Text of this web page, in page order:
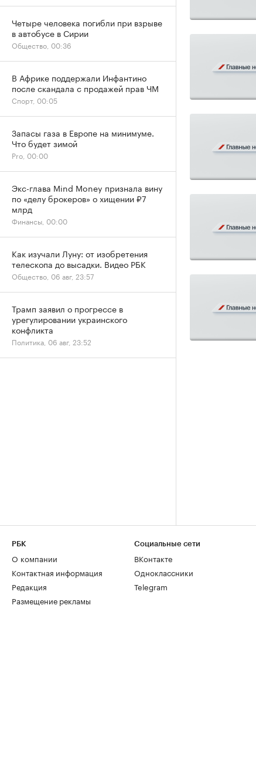
Четыре человека погибли при взрыве
в автобусе в Сирии
Общество, 00:36
В Африке поддержали Инфантино
после скандала с продажей прав ЧМ
Спорт, 00:05
Запасы газа в Европе на минимуме.
Что будет зимой
Pro, 00:00
Экс-глава Mind Money признала вину
по «делу брокеров» о хищении ₽7
млрд
Финансы, 00:00
Как изучали Луну: от изобретения
телескопа до высадки. Видео РБК
Общество, 06 авг, 23:57
Трамп заявил о прогрессе в
урегулировании украинского
конфликта
Политика, 06 авг, 23:52
РБК
О компании
Контактная информация
Редакция
Размещение рекламы
Социальные сети
ВКонтакте
Одноклассники
Telegram